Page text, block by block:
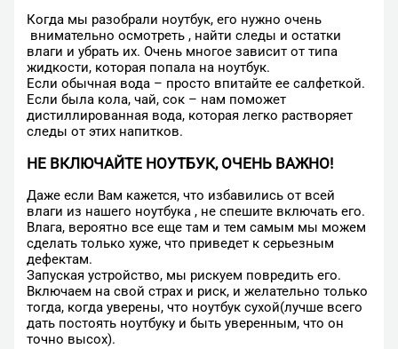
Когда мы разобрали ноутбук, его нужно очень
внимательно осмотреть , найти следы и остатки
влаги и убрать их. Очень многое зависит от типа
жидкости, которая попала на ноутбук.
Если обычная вода – просто впитайте ее салфеткой.
Если была кола, чай, сок – нам поможет
дистиллированная вода, которая легко растворяет
следы от этих напитков.
НЕ ВКЛЮЧАЙТЕ НОУТБУК, ОЧЕНЬ ВАЖНО!
Даже если Вам кажется, что избавились от всей
влаги из нашего ноутбука , не спешите включать его.
Влага, вероятно все еще там и тем самым мы можем
сделать только хуже, что приведет к серьезным
дефектам.
Запуская устройство, мы рискуем повредить его.
Включаем на свой страх и риск, и желательно только
тогда, когда уверены, что ноутбук сухой(лучше всего
дать постоять ноутбуку и быть уверенным, что он
точно высох).